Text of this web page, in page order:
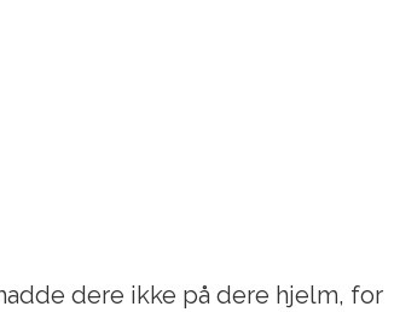
dere ikke på dere hjelm, for